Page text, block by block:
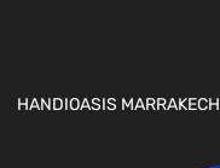
HANDIOASIS MARRAKECH